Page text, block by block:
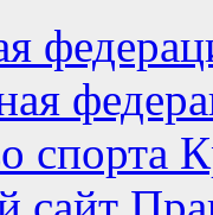
спорта